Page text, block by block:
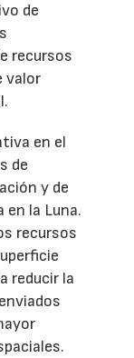
de
recursos
valor
en el
de
y de
en la Luna.
recursos
reducir la